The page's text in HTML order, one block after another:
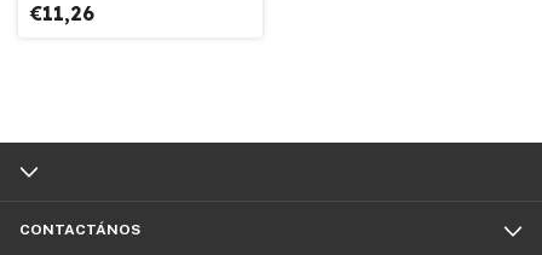
€11,26
CONTACTÁNOS